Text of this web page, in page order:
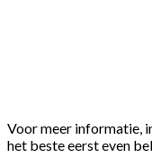
Voor meer informatie,
het beste eerst even